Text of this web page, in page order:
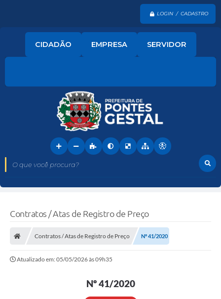
LOGIN / CADASTRO
O que você procura?
CIDADÃO EMPRESA SERVIDOR
Contratos / Atas de Registro de Preço
Contratos / Atas de Registro de Preço Nº 41/2020
Atualizado em: 05/05/2026 às 09h35
Nº 41/2020